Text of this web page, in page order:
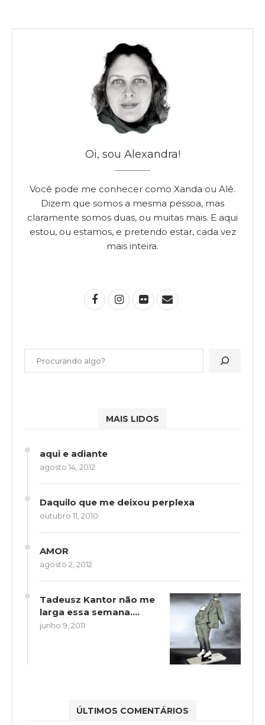
Oi, sou Alexandra!
Você pode me conhecer como Xanda ou Alê.
Dizem que somos a mesma pessoa, mas
claramente somos duas, ou muitas mais. E aqui
estou, ou estamos, e pretendo estar, cada vez
mais inteira.
MAIS LIDOS
aqui e adiante
agosto 14, 2012
Daquilo que me deixou perplexa
outubro 11, 2010
AMOR
agosto 2, 2012
Tadeusz Kantor não me
larga essa semana….
junho 9, 2011
ÚLTIMOS COMENTÁRIOS